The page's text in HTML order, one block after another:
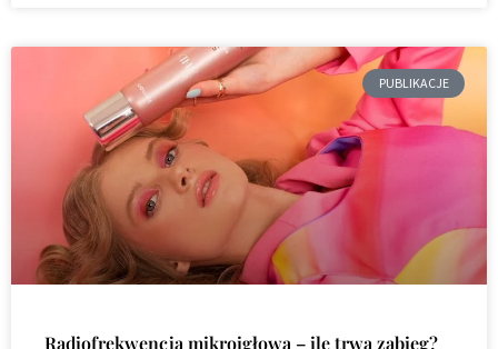
PUBLIKACJE
Radiofrekwencja mikroigłowa – ile trwa zabieg?